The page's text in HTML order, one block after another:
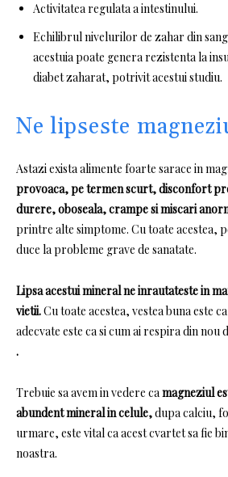
Activitatea regulata a intestinului.
Echilibrul nivelurilor de zahar din
acestuia poate genera rezistenta la
diabet zaharat, potrivit acestui studiu.
Ne lipseste
Astazi exista alimente foarte sarace in
provoaca, pe termen scurt, disconfort
durere, oboseala, crampe si miscari
printre alte simptome. Cu toate acestea,
duce la probleme grave de sanatate.
Lipsa acestui mineral ne inrautateste in
vietii.Cu toate acestea, vestea buna este
adecvate este ca si cum ai respira din
.
Trebuie sa avem in vedere camagneziul
abundent mineral in celule,dupa calciu,
urmare, este vital ca acest cvartet sa fie
noastra.